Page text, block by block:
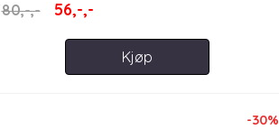
80,-,- 56,-,-
Kjøp
-30%